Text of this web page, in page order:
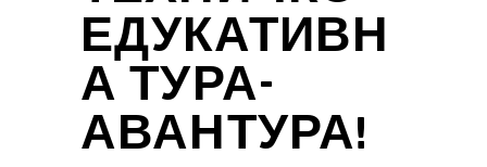
ЕДУКАТИВН
А ТУРА-
АВАНТУРА!